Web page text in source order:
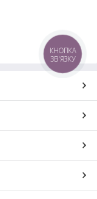
КНОПКА
ЗВ'ЯЗКУ